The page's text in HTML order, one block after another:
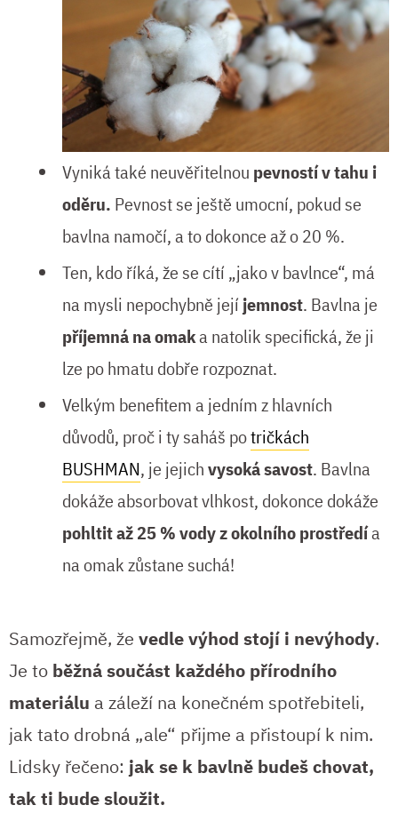
Vyniká také neuvěřitelnou pevností v tahu i
oděru. Pevnost se ještě umocní, pokud se
bavlna namočí, a to dokonce až o 20 %.
Ten, kdo říká, že se cítí „jako v bavlnce“, má
na mysli nepochybně její jemnost. Bavlna je
příjemná na omaka natolik specifická, že ji
lze po hmatu dobře rozpoznat.
Velkým benefitem a jedním z hlavních
důvodů, proč i ty saháš potričkách
BUSHMAN, je jejichvysoká savost. Bavlna
dokáže absorbovat vlhkost, dokonce dokáže
pohltit až 25 % vody z okolního prostředía
na omak zůstane suchá!
Samozřejmě, že vedle výhod stojí i nevýhody.
Je to běžná součást každého přírodního
materiálu a záleží na konečném spotřebiteli,
jak tato drobná „ale“ přijme a přistoupí k nim.
Lidsky řečeno: jak se k bavlně budeš chovat,
tak ti bude sloužit.